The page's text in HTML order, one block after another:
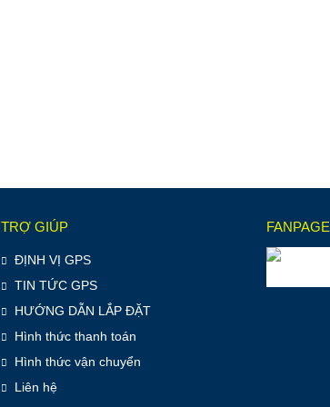
TRỢ GIÚP
ĐỊNH VỊ GPS
TIN TỨC GPS
HƯỚNG DẪN LẮP ĐẶT
Hình thức thanh toán
Hình thức vận chuyển
Liên hệ
FANPAGE